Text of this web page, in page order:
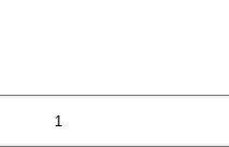
1